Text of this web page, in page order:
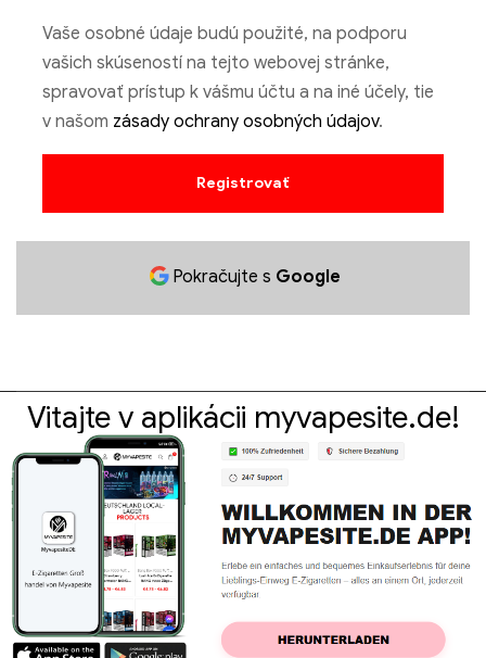
Vaše osobné údaje budú použité, na podporu
vašich skúseností na tejto webovej stránke,
spravovať prístup k vášmu účtu a na iné účely, tie
v našom zásady ochrany osobných údajov.
Registrovať
Pokračujte s Google
Vitajte v aplikácii myvapesite.de!